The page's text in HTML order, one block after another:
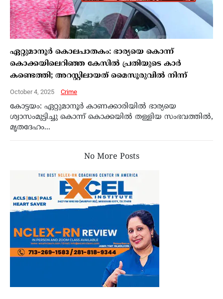
ഏറ്റുമാനൂർ കൊലപാതകം: ഭാര്യയെ കൊന്ന്
കൊക്കയിലെറിഞ്ഞ കേസിൽ പ്രതിയുടെ കാർ
കണ്ടെത്തി; അറസ്റ്റിലായത് മൈസൂരുവിൽ നിന്ന്
October 4, 2025 Crime
കോട്ടയം: ഏറ്റുമാനൂർ കാണക്കാരിയിൽ ഭാര്യയെ
ശ്വാസംമുട്ടിച്ചു കൊന്ന് കൊക്കയിൽ തള്ളിയ സംഭവത്തിൽ,
മൃതദേഹം...
No More Posts